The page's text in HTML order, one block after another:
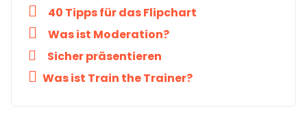
40 Tipps für das Flipchart
Was ist Moderation?
Sicher präsentieren
Was ist Train the Trainer?